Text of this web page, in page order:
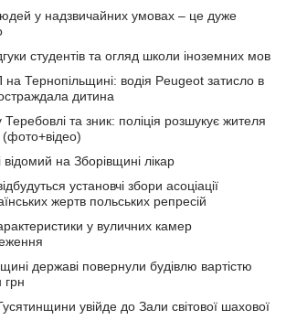
у надзвичайних умовах – це дуже
студентів та огляд школи іноземних мов
Тернопільщині: водія Peugeot затисло в
дитина
та зник: поліція розшукує жителя
на Зборівщині лікар
установчі збори асоціації
жертв польських репресій
у вуличних камер
державі повернули будівлю вартістю
увійде до Зали світової шахової